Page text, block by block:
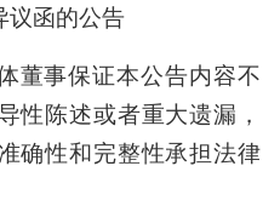
议函的公告
董事保证本公告内容不
性陈述或者重大遗漏，
确性和完整性承担法律